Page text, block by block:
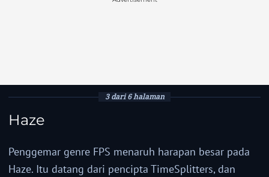
3 dari 6 halaman
Haze
Penggemar genre FPS menaruh harapan besar pada
Haze. Itu datang dari pencipta TimeSplitters, dan